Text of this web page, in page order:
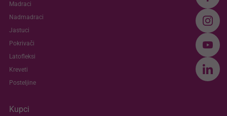
Madraci
Nadmadraci
Jastuci
Pokrivači
Latofleksi
Kreveti
Posteljine
Kupci